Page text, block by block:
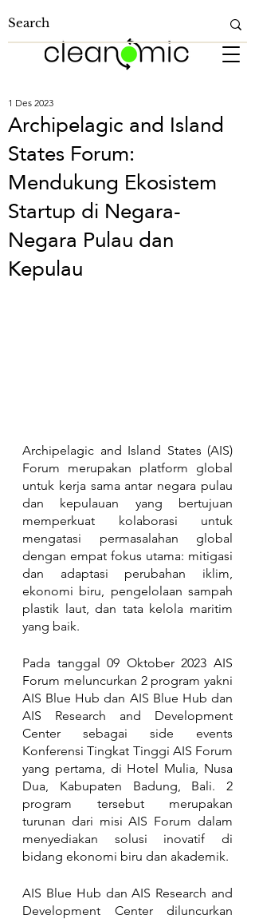
Archipelagic and Island
States Forum:
Mendukung Ekosistem
Startup di Negara-
Negara Pulau dan
Kepulau
1 Des 2023
Archipelagic and Island States (AIS)
Forum merupakan platform global
untuk kerja sama antar negara pulau
dan kepulauan yang bertujuan
memperkuat kolaborasi untuk
mengatasi permasalahan global
dengan empat fokus utama: mitigasi
dan adaptasi perubahan iklim,
ekonomi biru, pengelolaan sampah
plastik laut, dan tata kelola maritim
yang baik.
Pada tanggal 09 Oktober 2023 AIS
Forum meluncurkan 2 program yakni
AIS Blue Hub dan AIS Blue Hub dan
AIS Research and Development
Center sebagai side events
Konferensi Tingkat Tinggi AIS Forum
yang pertama, di Hotel Mulia, Nusa
Dua, Kabupaten Badung, Bali. 2
program tersebut merupakan
turunan dari misi AIS Forum dalam
menyediakan solusi inovatif di
bidang ekonomi biru dan akademik.
AIS Blue Hub dan AIS Research and
Development Center diluncurkan